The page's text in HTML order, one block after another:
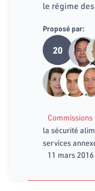
le régime
Proposé par:
20
Commissions
la sécurité
services
11 mars 2016